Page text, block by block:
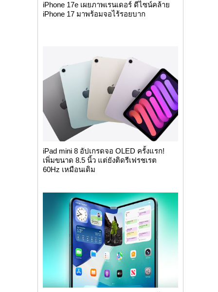
iPhone 17e เผยภาพเรนเดอร์ ดีไซน์คล้าย
iPhone 17 มาพร้อมจอไร้รอยบาก
iPad mini 8 อัปเกรดจอ OLED ครั้งแรก!
เพิ่มขนาด 8.5 นิ้ว แต่ยังติดรีเฟรชเรต
60Hz เหมือนเดิม